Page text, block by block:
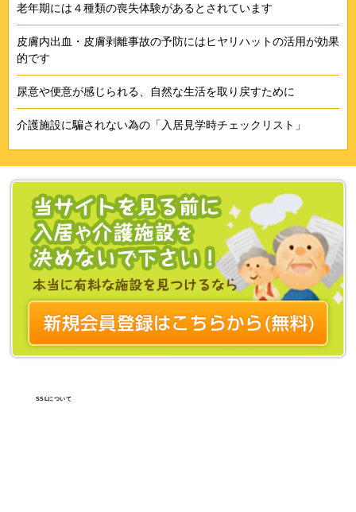
老年期には４種類の喪失体験があるとされています
皮膚内出血・皮膚剥離事故の予防にはヒヤリハットの活用が効果
的です
尿意や便意が感じられる、自然な生活を取り戻すために
介護施設に騙されない為の「入居見学時チェックリスト」
SSLについて